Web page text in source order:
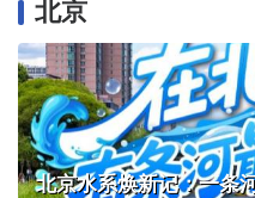
北京
北京水系焕新记：一条